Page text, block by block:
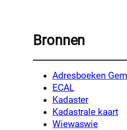
Bronnen
Adresboeken
ECAL
Kadaster
Kadastrale kaart
Wiewaswie